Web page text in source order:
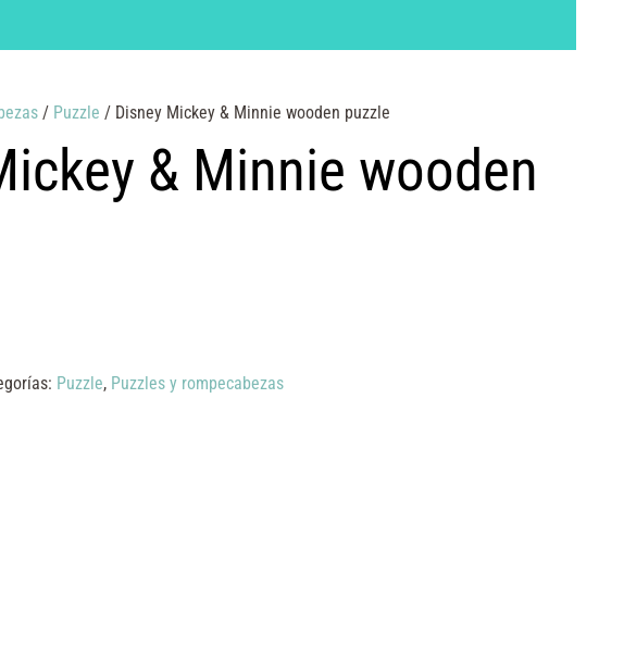
/ Puzzle / Disney Mickey & Minnie wooden puzzle
& Minnie wooden
Puzzle, Puzzles y rompecabezas